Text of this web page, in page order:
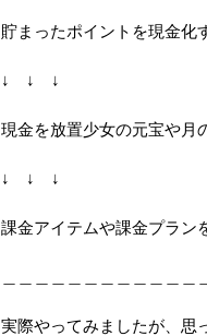
貯まったポイントを現金化
↓ ↓ ↓
現金を放置少女の元宝や月
↓ ↓ ↓
課金アイテムや課金プラン
実際やってみましたが、思